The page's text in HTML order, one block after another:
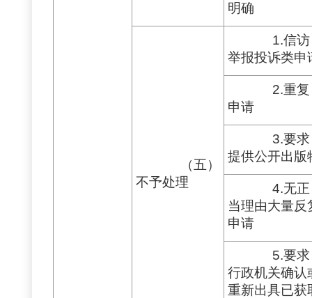
明确
（五）
不予处理
1.信访
举报投诉类申
2.重复
申请
3.要求
提供公开出版
4.无正
当理由大量反
申请
5.要求
行政机关确认
重新出具已获